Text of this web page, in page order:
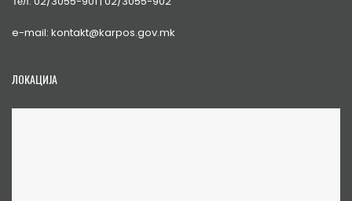
e-mail: kontakt@karpos.gov.mk
ЛОКАЦИЈА